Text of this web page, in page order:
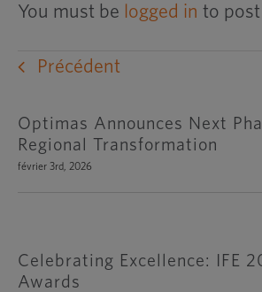
You must be logged in to
Précédent
Optimas Announces Next
Regional Transformation
février 3rd, 2026
Celebrating Excellence: IFE
Awards